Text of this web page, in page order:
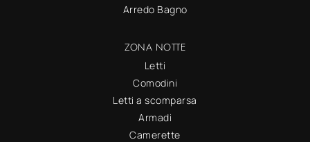
Arredo Bagno
ZONA NOTTE
Letti
Comodini
Letti a scomparsa
Armadi
Camerette